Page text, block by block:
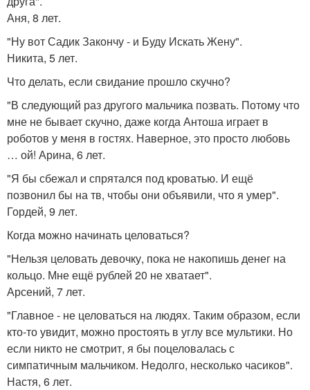
Аня, 8 лет.
"Ну вот Садик Закончу - и Буду Искать Жену".
Никита, 5 лет.
Что делать, если свидание прошло скучно?
"В следующий раз другого мальчика позвать. Потому что
мне не бывает скучно, даже когда Антоша играет в
роботов у меня в гостях. Наверное, это просто любовь
… ой! Арина, 6 лет.
"Я бы сбежал и спрятался под кроватью. И ещё
позвонил бы на тв, чтобы они объявили, что я умер".
Гордей, 9 лет.
Когда можно начинать целоваться?
"Нельзя целовать девочку, пока не накопишь денег на
кольцо. Мне ещё рублей 20 не хватает".
Арсений, 7 лет.
"Главное - не целоваться на людях. Таким образом, если
кто-то увидит, можно простоять в углу все мультики. Но
если никто не смотрит, я бы поцеловалась с
симпатичным мальчиком. Недолго, несколько часиков".
Настя, 6 лет.